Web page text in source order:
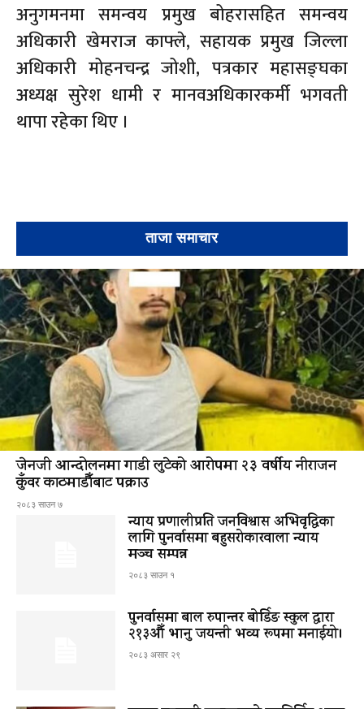
अनुगमनमा समन्वय प्रमुख बोहरासहित समन्वय
अधिकारी खेमराज काफ्ले, सहायक प्रमुख जिल्ला
अधिकारी मोहनचन्द्र जोशी, पत्रकार महासङ्घका
अध्यक्ष सुरेश धामी र मानवअधिकारकर्मी भगवती
थापा रहेका थिए ।
ताजा समाचार
जेनजी आन्दोलनमा गाडी लुटेको आरोपमा २३ वर्षीय नीराजन
कुँवर काठमाडौँबाट पक्राउ
२०८३ साउन ७
न्याय प्रणालीप्रति जनविश्वास अभिवृद्धिका
लागि पुनर्वासमा बहुसरोकारवाला न्याय
मञ्च सम्पन्न
२०८३ साउन १
पुनर्वासमा बाल रुपान्तर बोर्डिङ स्कुल द्धारा
२१३औँ भानु जयन्ती भव्य रूपमा मनाईयो।
२०८३ असार २९